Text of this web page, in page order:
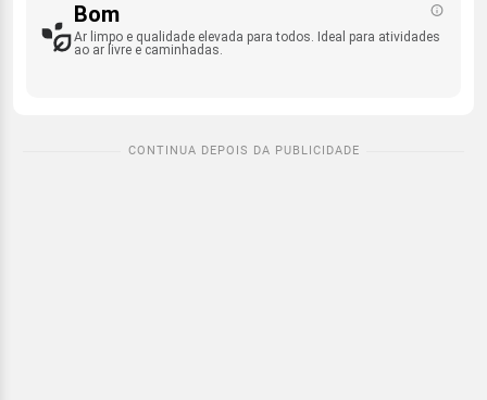
Bom
Ar limpo e qualidade elevada para todos. Ideal para atividades
ao ar livre e caminhadas.